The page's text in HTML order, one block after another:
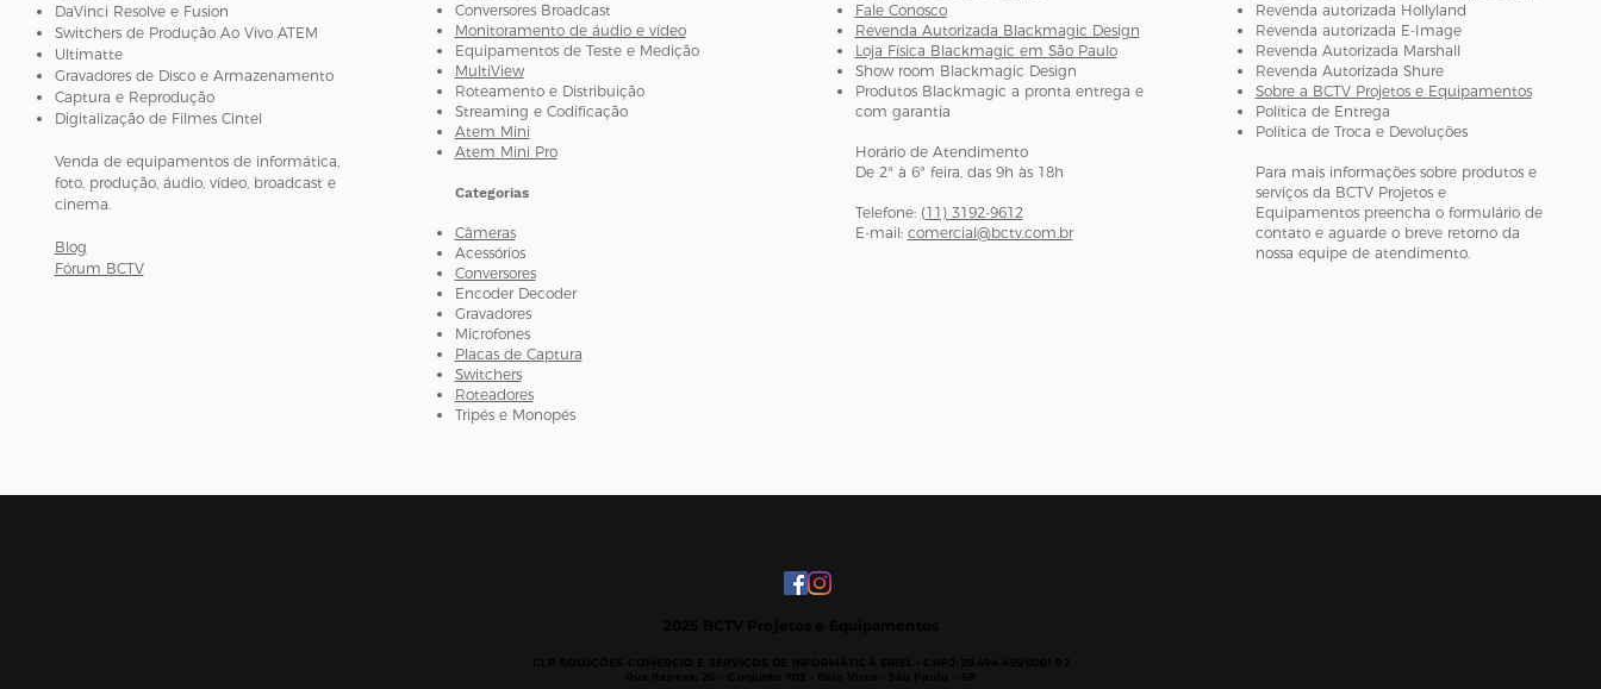
DaVinci Resolve e Fusion
Switchers de Produção Ao Vivo ATEM
Ultimatte
Gravadores de Disco e Armazenamento
Captura e Reprodução
Digitalização de Filmes Cintel
Venda de equipamentos de informática,
foto, produção, áudio, vídeo, broadcast e
cinema.
Blog
Fórum BCTV
Conversores Broadcast
Monitoramento de áudio e vídeo
Equipamentos de Teste e Medição
MultiView
Roteamento e Distribuição
Streaming e Codificação
Atem Mini
Atem Mini Pro
Categorias
Câmeras
Acessórios
Conversores
Encoder Decoder
Gravadores
Microfones
Placas de Captura
Switchers
Roteadores
Tripés e Monopés
Fale Conosco
Revenda Autorizada Blackmagic Design
Loja Física Blackmagic em São Paulo
Show room Blackmagic Design
Produtos Blackmagic a pronta entrega e
com garantia
Horário de Atendimento
De 2ª à 6ª feira, das 9h às 18h
Telefone: (11) 3192-9612
E-mail: comercial@bctv.com.br
Revenda autorizada Hollyland
Revenda autorizada E-Image
Revenda Autorizada Marshall
Revenda Autorizada Shure
Sobre a BCTV Projetos e Equipamentos
Política de Entrega
Política de Troca e Devoluções
Para mais informações sobre produtos e
serviços da BCTV Projetos e
Equipamentos preencha o formulário de
contato e aguarde o breve retorno da
nossa equipe de atendimento.